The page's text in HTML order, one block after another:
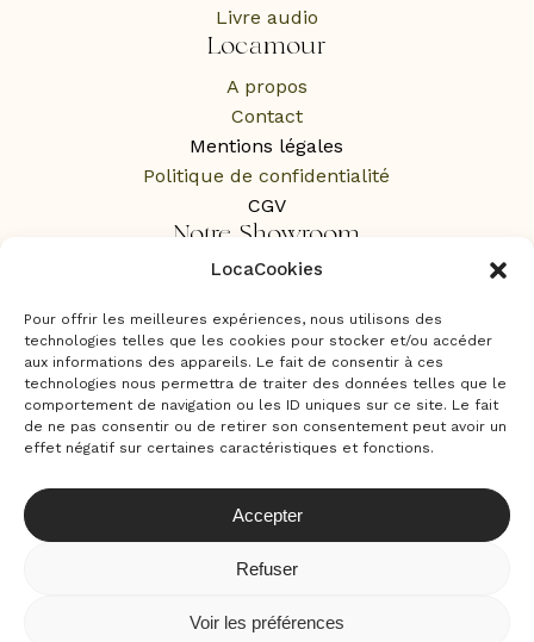
LocaCookies
Pour offrir les meilleures expériences, nous utilisons des
technologies telles que les cookies pour stocker et/ou accéder
aux informations des appareils. Le fait de consentir à ces
technologies nous permettra de traiter des données telles que le
comportement de navigation ou les ID uniques sur ce site. Le fait
de ne pas consentir ou de retirer son consentement peut avoir un
effet négatif sur certaines caractéristiques et fonctions.
Accepter
Refuser
Voir les préférences
Livre audio
Locamour
A propos
Contact
Mentions légales
Politique de confidentialité
CGV
Notre Showroom
1 Rue des Rochers,
Sur RDV uniquement
Agence Neamera